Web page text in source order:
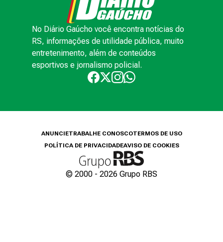
No Diário Gaúcho você encontra notícias do
RS, informações de utilidade pública, muito
entretenimento, além de conteúdos
esportivos e jornalismo policial.
ANUNCIETRABALHE CONOSCOTERMOS DE USO
POLÍTICA DE PRIVACIDADEAVISO DE COOKIES
© 2000 - 2026 Grupo RBS